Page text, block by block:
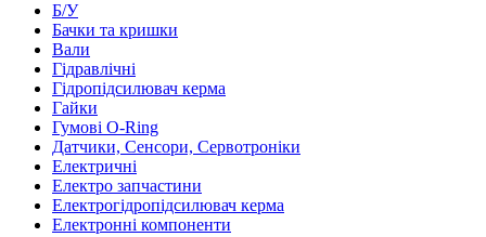
Б/У
Бачки та кришки
Вали
Гідравлічні
Гідропідсилювач керма
Гайки
Гумові O-Ring
Датчики, Сенсори, Сервотроніки
Електричні
Електро запчастини
Електрогідропідсилювач керма
Електронні компоненти